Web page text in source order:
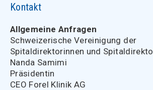
Kontakt
Allgemeine Anfragen
Schweizerische Vereinigung der
Spitaldirektorinnen und
Nanda Samimi
Präsidentin
CEO Forel Klinik AG